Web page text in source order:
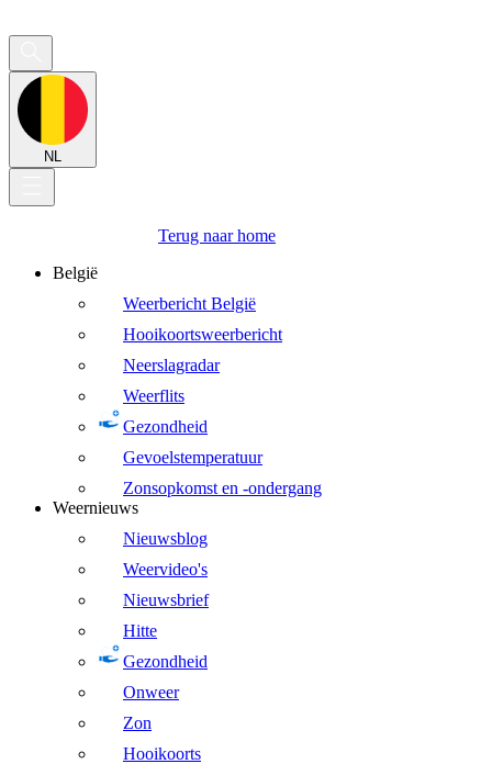
NL
Terug naar home
België
Weerbericht België
Hooikoortsweerbericht
Neerslagradar
Weerflits
Gezondheid
Gevoelstemperatuur
Zonsopkomst en -ondergang
Weernieuws
Nieuwsblog
Weervideo's
Nieuwsbrief
Hitte
Gezondheid
Onweer
Zon
Hooikoorts